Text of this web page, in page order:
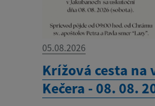
05.08.2026
Krížová cesta na
Kečera - 08. 08.